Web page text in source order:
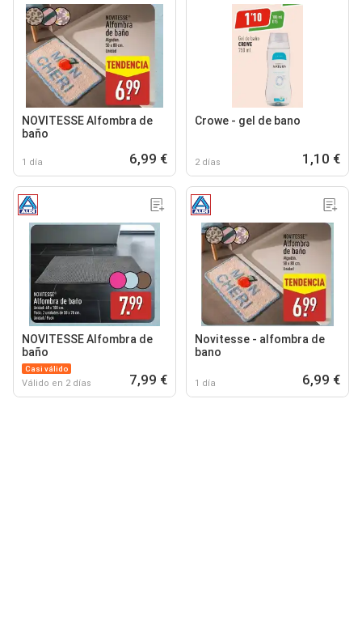
NOVITESSE Alfombra de
baño
1 día 6,99 €
Crowe - gel de bano
2 días 1,10 €
NOVITESSE Alfombra de
baño
Casi válido
Válido en 2 días 7,99 €
Novitesse - alfombra de
bano
1 día 6,99 €